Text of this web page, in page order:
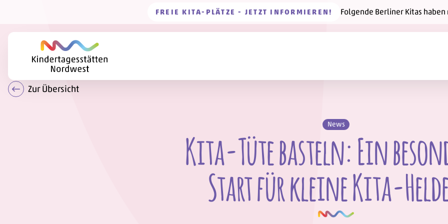
FREIE KITA-PLÄTZE - JETZT INFORMIEREN! Folgende Berliner Kitas
Zur Übersicht
News
Kita-Tüte basteln: Ein
Start für kleine Kita-